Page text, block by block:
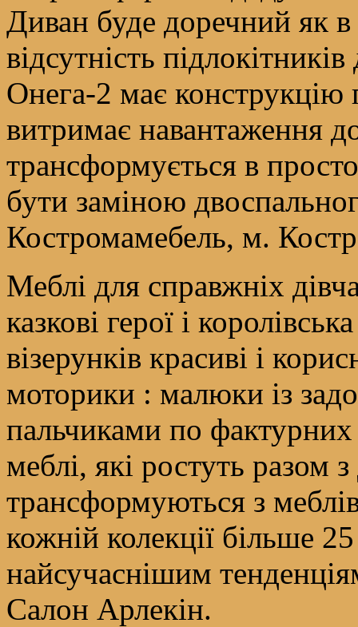
Диван буде доречний як в
відсутність
Онега-2 має конструкцію
витримає навантаження
трансформується в
бути заміною
Костромамебель, м.
Меблі для справжніх
казкові герої і
візерунків красиві і
моторики : малюки із
пальчиками по
меблі, які ростуть разом
трансформуються з
кожній колекції більше
найсучаснішим
Салон Арлекін.